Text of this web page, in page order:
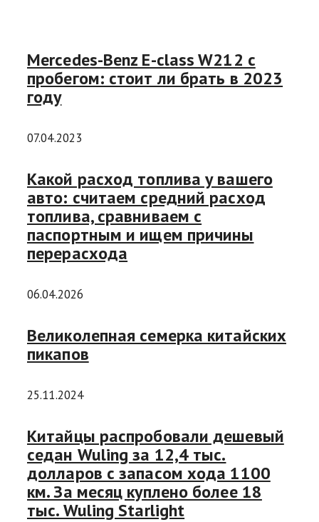
Mercedes-Benz E-class W212 с
пробегом: стоит ли брать в 2023
году
07.04.2023
Какой расход топлива у вашего
авто: считаем средний расход
топлива, сравниваем с
паспортным и ищем причины
перерасхода
06.04.2026
Великолепная семерка китайских
пикапов
25.11.2024
Китайцы распробовали дешевый
седан Wuling за 12,4 тыс.
долларов с запасом хода 1100
км. За месяц куплено более 18
тыс. Wuling Starlight